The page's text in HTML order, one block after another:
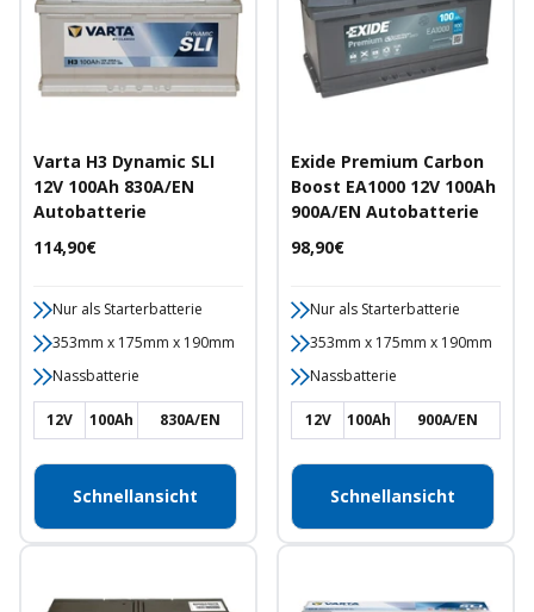
Varta H3 Dynamic SLI
12V 100Ah 830A/EN
Autobatterie
Angebotspreis
114,90€
Nur als Starterbatterie
353mm x 175mm x 190mm
Nassbatterie
12V 100Ah 830A/EN
Schnellansicht
Exide Premium Carbon
Boost EA1000 12V 100Ah
900A/EN Autobatterie
Angebotspreis
98,90€
Nur als Starterbatterie
353mm x 175mm x 190mm
Nassbatterie
12V 100Ah 900A/EN
Schnellansicht